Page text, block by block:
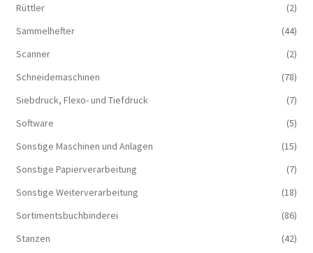
Rüttler
(2)
Sammelhefter
(44)
Scanner
(2)
Schneidemaschinen
(78)
Siebdruck, Flexo- und Tiefdruck
(7)
Software
(5)
Sonstige Maschinen und Anlagen
(15)
Sonstige Papierverarbeitung
(7)
Sonstige Weiterverarbeitung
(18)
Sortimentsbuchbinderei
(86)
Stanzen
(42)